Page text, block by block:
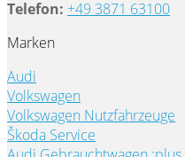
Telefon: +49 3871 63100
Marken
Audi
Volkswagen
Volkswagen Nutzfahrzeuge
Škoda Service